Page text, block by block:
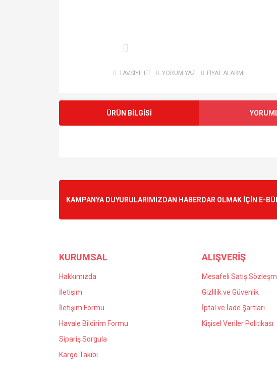
TAVSİYE ET YORUM YAZ FİYAT ALARMI
ÜRÜN BİLGİSİ
Ürün resmi kalitesiz, bozuk veya görüntülenemiyor.
Bu ürüne benzer farklı alternatifler olmalı.
KAMPANYA DUYURULARIMIZDAN HABERDAR OLMAK İÇİN E-
KURUMSAL
Hakkımızda
İletişim
İletişim Formu
Havale Bildirim Formu
Sipariş Sorgula
Kargo Takibi
ALIŞVERİŞ
Mesafeli Satış
Gizlilik ve Güvenlik
İptal ve İade Şartları
Kişisel Veriler Politikası